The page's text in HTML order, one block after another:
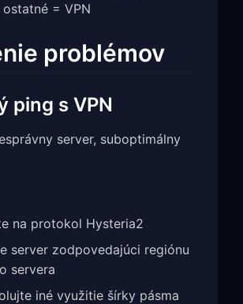
= VPN
problémov
ping s VPN
server, suboptimálny
na protokol Hysteria2
server zodpovedajúci regiónu
servera
iné využitie šírky pásma